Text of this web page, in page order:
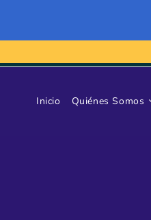
Inicio Quiénes Somos